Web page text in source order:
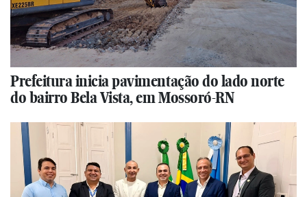
Prefeitura inicia pavimentação do lado norte
do bairro Bela Vista, em Mossoró-RN